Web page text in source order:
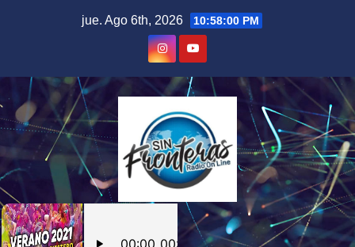
jue. Ago 6th, 2026 10:58:01 PM